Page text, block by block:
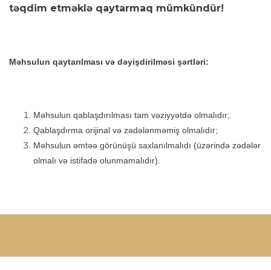
təqdim etməklə qaytarmaq mümkündür!
Məhsulun qaytarılması və dəyişdirilməsi şərtləri:
Məhsulun qablaşdırılması tam vəziyyətdə olmalıdır;
Qablaşdırma orijinal və zədələnməmiş olmalıdır;
Məhsulun əmtəə görünüşü saxlanılmalıdı (üzərində zədələr
olmalı və istifadə olunmamalıdır).